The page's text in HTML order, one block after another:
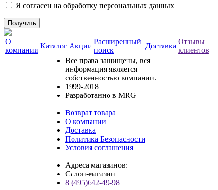
Я согласен на обработку персональных данных
О
компании
Каталог Акции
Расширенный
поиск
Доставка
Отзывы
клиентов
Все права защищены, вся
информация является
собственностью компании.
1999-2018
Разработанно в MRG
Возврат товара
О компании
Доставка
Политика Безопасности
Условия соглашения
Адреса магазинов:
Салон-магазин
8 (495)642-49-98